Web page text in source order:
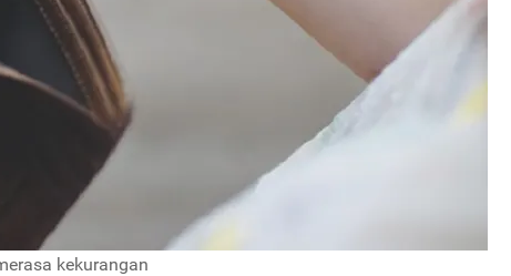
kekurangan